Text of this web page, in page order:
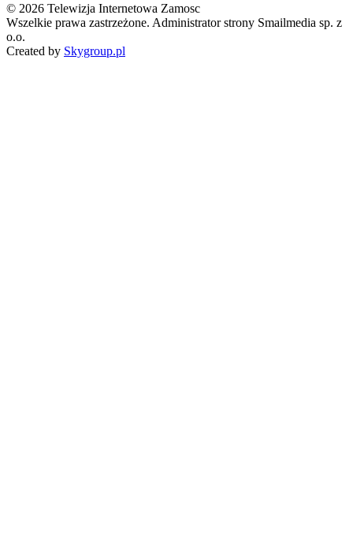
© 2026 Telewizja Internetowa Zamosc
Wszelkie prawa zastrzeżone. Administrator strony Smailmedia sp. z
o.o.
Created by Skygroup.pl